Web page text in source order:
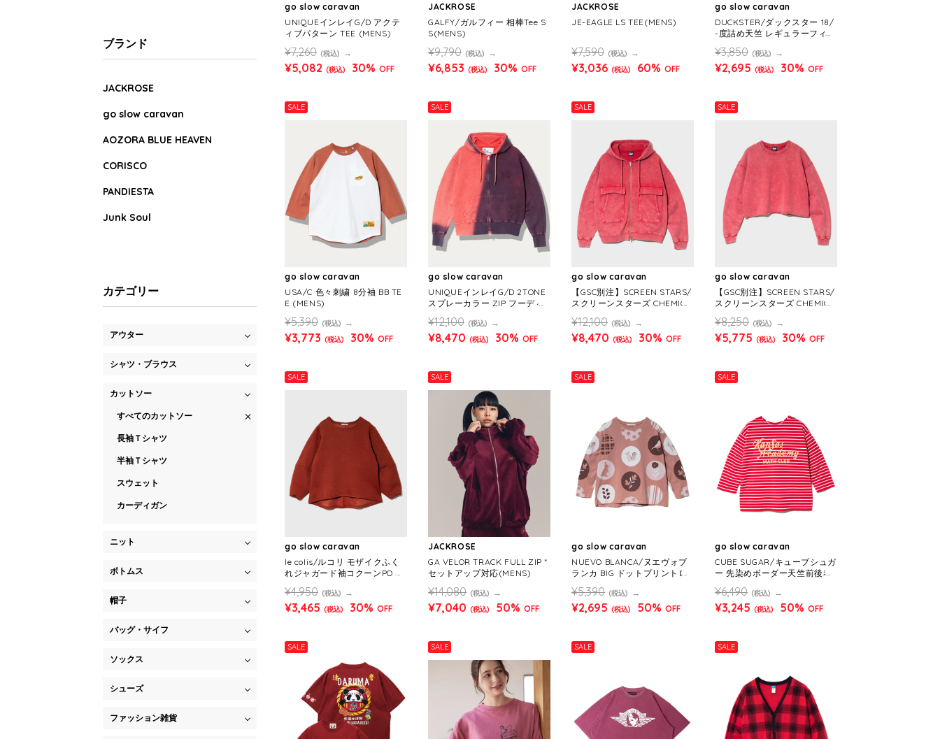
go slow caravan
UNIQUEインレイG/D アクテ
ィブパターン TEE (MENS)
¥7,260 (税込)
¥5,082 (税込) 30% OFF
JACKROSE
GALFY/ガルフィー 相棒Tee S
S(MENS)
¥9,790 (税込)
¥6,853 (税込) 30% OFF
JACKROSE
JE-EAGLE LS TEE(MENS)
¥7,590 (税込)
¥3,036 (税込) 60% OFF
go slow caravan
DUCKSTER/ダックスター 18/
-度詰め天竺 レギュラーフィッ
¥3,850 (税込)
¥2,695 (税込) 30% OFF
SALE
go slow caravan
USA/C 色々刺繍 8分袖 BB TE
E (MENS)
¥5,390 (税込)
¥3,773 (税込) 30% OFF
SALE
go slow caravan
UNIQUEインレイG/D 2TONE
スプレーカラー ZIP フーディ
¥12,100 (税込)
¥8,470 (税込) 30% OFF
SALE
go slow caravan
【GSC別注】SCREEN STARS/
スクリーンスターズ CHEMICA
S)
¥12,100 (税込)
¥8,470 (税込) 30% OFF
SALE
go slow caravan
【GSC別注】SCREEN STARS/
スクリーンスターズ CHEMICA
(MENS)
¥8,250 (税込)
¥5,775 (税込) 30% OFF
SALE
go slow caravan
le colis/ルコリ モザイクふく
れジャガード袖コクーンPO
¥4,950 (税込)
¥3,465 (税込) 30% OFF
SALE
JACKROSE
GA VELOR TRACK FULL ZIP *
セットアップ対応(MENS)
¥14,080 (税込)
¥7,040 (税込) 50% OFF
SALE
go slow caravan
NUEVO BLANCA/ヌエヴォブ
ランカ BIG ドットプリントロ
¥5,390 (税込)
¥2,695 (税込) 50% OFF
SALE
go slow caravan
CUBE SUGAR/キューブシュガ
ー 先染めボーダー天竺前後着
¥6,490 (税込)
¥3,245 (税込) 50% OFF
SALE SALE SALE SALE
ブランド
JACKROSE
go slow caravan
AOZORA BLUE HEAVEN
CORISCO
PANDIESTA
Junk Soul
カテゴリー
アウター
シャツ・ブラウス
カットソー
すべてのカットソー
長袖Ｔシャツ
半袖Ｔシャツ
スウェット
カーディガン
ニット
ボトムス
帽子
バッグ・サイフ
ソックス
シューズ
ファッション雑貨